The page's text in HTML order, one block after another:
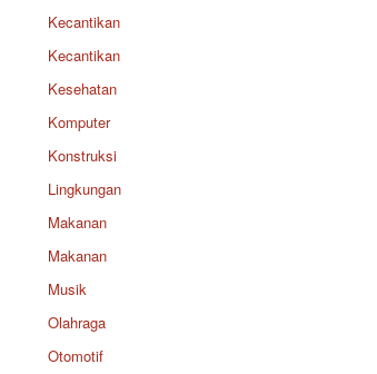
Kecantikan
Kecantikan
Kesehatan
Komputer
Konstruksi
Lingkungan
Makanan
Makanan
Musik
Olahraga
Otomotif